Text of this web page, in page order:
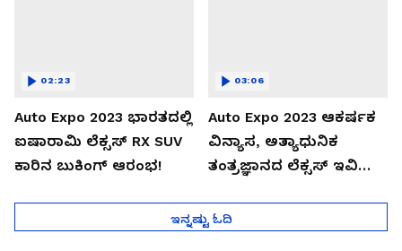
Auto Expo 2023 ಭಾರತದಲ್ಲಿ
ಐಷಾರಾಮಿ ಲೆಕ್ಸಸ್ RX SUV
ಕಾರಿನ ಬುಕಿಂಗ್ ಆರಂಭ!
02:23
Auto Expo 2023 ಆಕರ್ಷಕ
ವಿನ್ಯಾಸ, ಅತ್ಯಾಧುನಿಕ
ತಂತ್ರಜ್ಞಾನದ ಲೆಕ್ಸಸ್ ಇವಿ
03:06
ಇನ್ನಷ್ಟು ಓದಿ